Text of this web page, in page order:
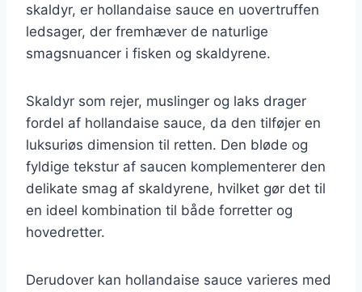
skaldyr, er hollandaise sauce en uovertruffen
ledsager, der fremhæver de naturlige
smagsnuancer i fisken og skaldyrene.
Skaldyr som rejer, muslinger og laks drager
fordel af hollandaise sauce, da den tilføjer en
luksuriøs dimension til retten. Den bløde og
fyldige tekstur af saucen komplementerer den
delikate smag af skaldyrene, hvilket gør det til
en ideel kombination til både forretter og
hovedretter.
Derudover kan hollandaise sauce varieres med